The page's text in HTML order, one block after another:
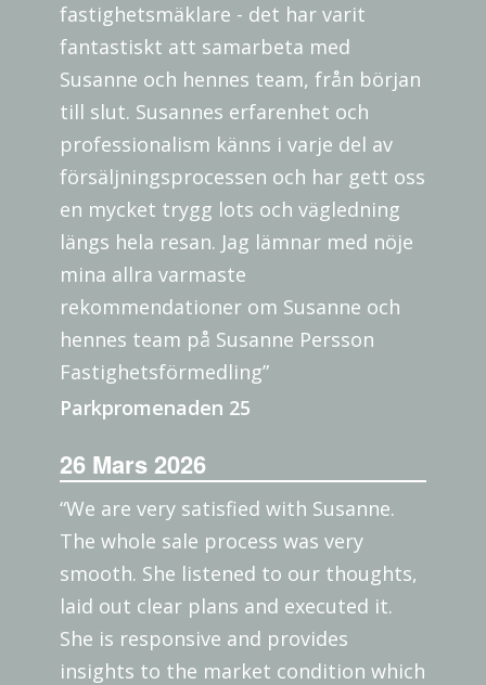
fastighetsmäklare - det har varit
fantastiskt att samarbeta med
Susanne och hennes team, från början
till slut. Susannes erfarenhet och
professionalism känns i varje del av
försäljningsprocessen och har gett oss
en mycket trygg lots och vägledning
längs hela resan. Jag lämnar med nöje
mina allra varmaste
rekommendationer om Susanne och
hennes team på Susanne Persson
Fastighetsförmedling”
Parkpromenaden 25
26 Mars 2026
“We are very satisfied with Susanne.
The whole sale process was very
smooth. She listened to our thoughts,
laid out clear plans and executed it.
She is responsive and provides
insights to the market condition which